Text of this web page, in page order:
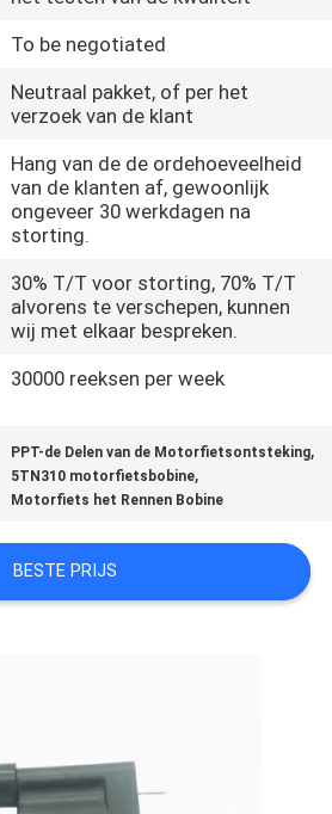
To be negotiated
Neutraal pakket, of per het
verzoek van de klant
Hang van de de ordehoeveelheid
van de klanten af, gewoonlijk
ongeveer 30 werkdagen na
storting.
30% T/T voor storting, 70% T/T
alvorens te verschepen, kunnen
wij met elkaar bespreken.
30000 reeksen per week
PPT-de Delen van de Motorfietsontsteking,
5TN310 motorfietsbobine,
Motorfiets het Rennen Bobine
BESTE PRIJS